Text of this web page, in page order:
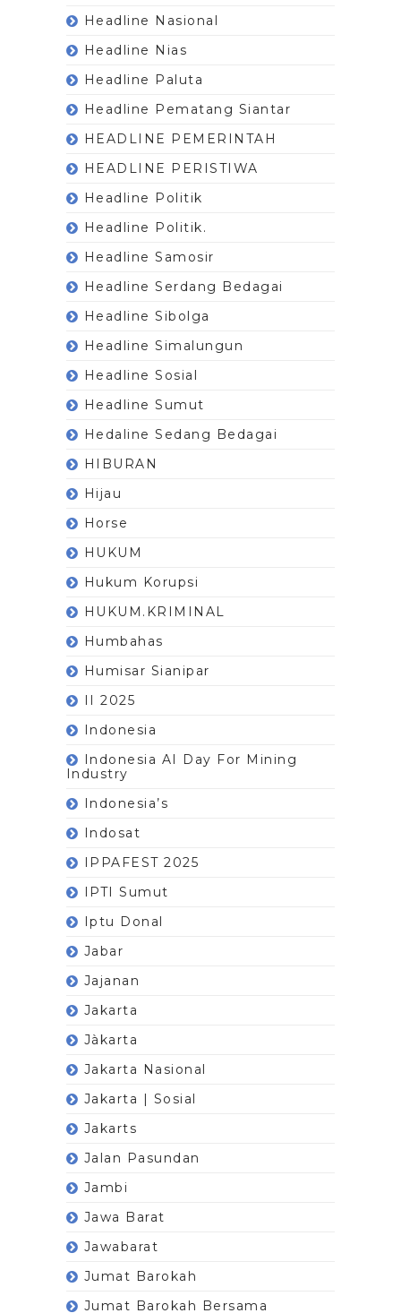
Headline Nasional
Headline Nias
Headline Paluta
Headline Pematang Siantar
HEADLINE PEMERINTAH
HEADLINE PERISTIWA
Headline Politik
Headline Politik.
Headline Samosir
Headline Serdang Bedagai
Headline Sibolga
Headline Simalungun
Headline Sosial
Headline Sumut
Hedaline Sedang Bedagai
HIBURAN
Hijau
Horse
HUKUM
Hukum Korupsi
HUKUM.KRIMINAL
Humbahas
Humisar Sianipar
II 2025
Indonesia
Indonesia AI Day For Mining
Industry
Indonesia’s
Indosat
IPPAFEST 2025
IPTI Sumut
Iptu Donal
Jabar
Jajanan
Jakarta
Jàkarta
Jakarta Nasional
Jakarta | Sosial
Jakarts
Jalan Pasundan
Jambi
Jawa Barat
Jawabarat
Jumat Barokah
Jumat Barokah Bersama